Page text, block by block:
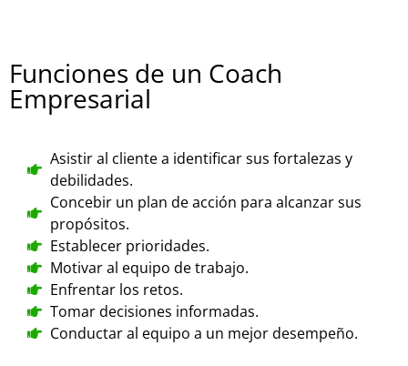
Funciones de un Coach
Empresarial
Asistir al cliente a identificar sus fortalezas y
debilidades.
Concebir un plan de acción para alcanzar sus
propósitos.
Establecer prioridades.
Motivar al equipo de trabajo.
Enfrentar los retos.
Tomar decisiones informadas.
Conductar al equipo a un mejor desempeño.